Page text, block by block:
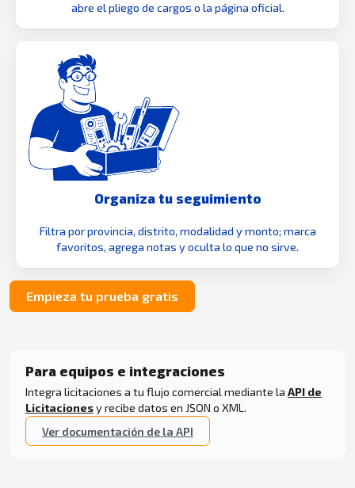
abre el pliego de cargos o la página oficial.
Organiza tu seguimiento
Filtra por provincia, distrito, modalidad y monto; marca
favoritos, agrega notas y oculta lo que no sirve.
Empieza tu prueba gratis
Para equipos e integraciones
Integra licitaciones a tu flujo comercial mediante la API de
Licitacionesy recibe datos en JSON o XML.
Ver documentación de la API